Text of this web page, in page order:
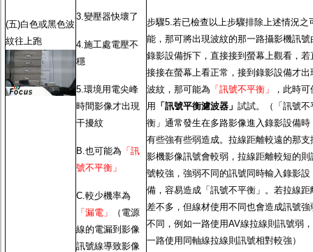
(五)白色或黑色波
紋往上跑
3.變壓器快壞了
4.施工處電壓不
穩
5.環境用電尖峰
時間影像才出現
干擾紋
B.也可能為 「訊
號不平衡」
C.較少機率為
「漏電」
（電源
線的電漏到影像
訊號線導致影像
步驟5.若已檢查以上步驟排除上述情況之
能，那可將出現波紋的那一路攝影機訊號
錄影設備拆下，直接接到螢幕上觀看，若
接接在螢幕上看正常，接到錄影設備才出
波紋，那可能為 「訊號不平衡」
，此時可
用 「訊號平衡濾波器」 試試。（「訊號不
衡」通常發生在多路影像進入錄影設備時
有些強有些弱造成。拉線距離較遠的那支
影機影像訊號會較弱，拉線距離較短的則
號較強，強弱不同的訊號同時輸入錄影設
備，容易造成「訊號不平衡」。若拉線距
差不多，但線材使用不同也會造成訊號強
不同，例如一路使用AV線拉線則訊號弱，
一路使用同軸線拉線則訊號相對較強）